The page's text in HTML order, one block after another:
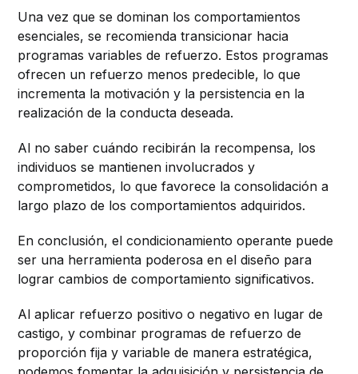
Una vez que se dominan los comportamientos
esenciales, se recomienda transicionar hacia
programas variables de refuerzo. Estos programas
ofrecen un refuerzo menos predecible, lo que
incrementa la motivación y la persistencia en la
realización de la conducta deseada.
Al no saber cuándo recibirán la recompensa, los
individuos se mantienen involucrados y
comprometidos, lo que favorece la consolidación a
largo plazo de los comportamientos adquiridos.
En conclusión, el condicionamiento operante puede
ser una herramienta poderosa en el diseño para
lograr cambios de comportamiento significativos.
Al aplicar refuerzo positivo o negativo en lugar de
castigo, y combinar programas de refuerzo de
proporción fija y variable de manera estratégica,